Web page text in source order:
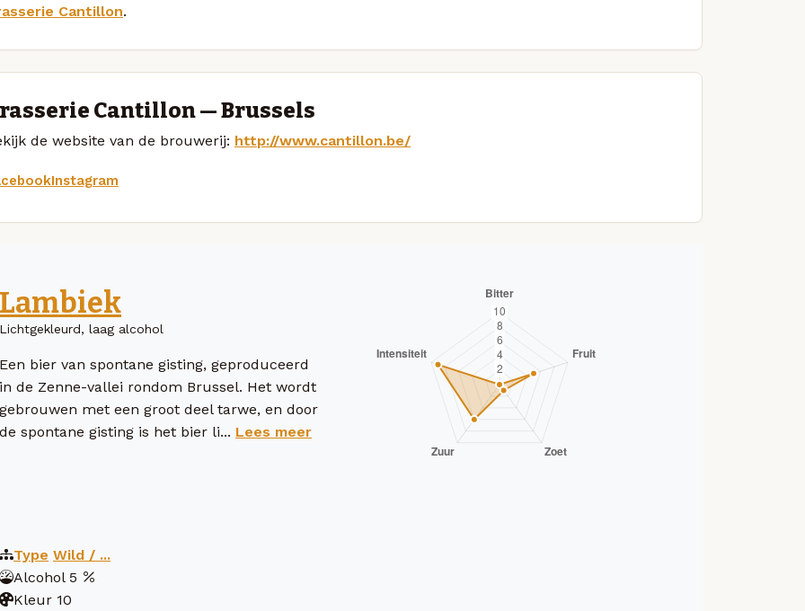
Cantillon.
Cantillon — Brussels
de website van de brouwerij: http://www.cantillon.be/
Instagram
Lambiek
Lichtgekleurd, laag alcohol
Een bier van spontane gisting, geproduceerd
in de Zenne-vallei rondom Brussel. Het wordt
gebrouwen met een groot deel tarwe, en door
de spontane gisting is het bier li... Lees meer
Type Wild / ...
Alcohol 5
Kleur 10